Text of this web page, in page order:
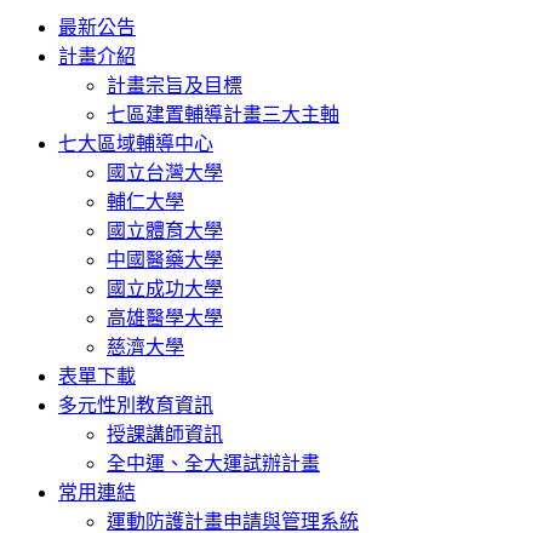
最新公告
計畫介紹
計畫宗旨及目標
七區建置輔導計畫三大主軸
七大區域輔導中心
國立台灣大學
輔仁大學
國立體育大學
中國醫藥大學
國立成功大學
高雄醫學大學
慈濟大學
表單下載
多元性別教育資訊
授課講師資訊
全中運、全大運試辦計畫
常用連結
運動防護計畫申請與管理系統